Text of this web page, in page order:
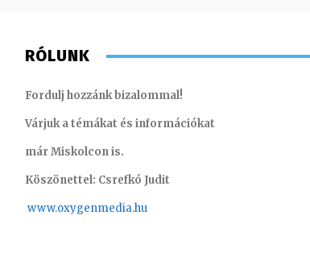
RÓLUNK
Fordulj hozzánk bizalommal!
Várjuk a témákat és információkat
már Miskolcon is.
Köszönettel: Csrefkó Judit
www.oxygenmedia.hu